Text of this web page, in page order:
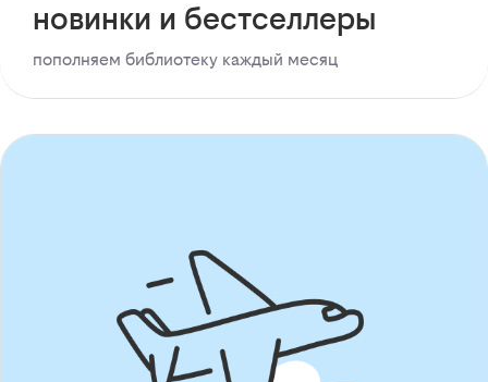
новинки и бестселлеры
пополняем библиотеку каждый месяц